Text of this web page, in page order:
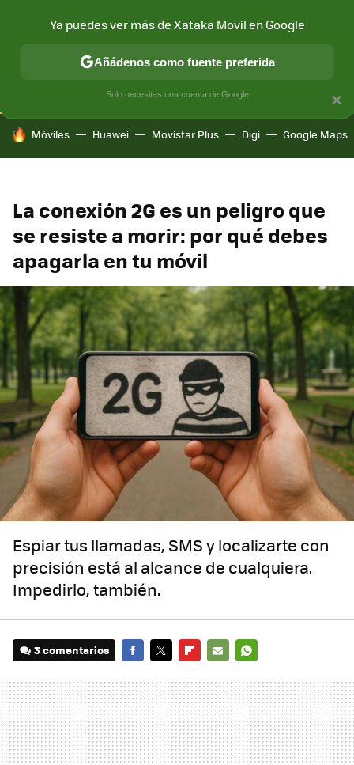
CONECTIVIDAD MÓVIL Y SOCIEDAD APLICACIONES
HOY SE HABLA DE
Móviles Huawei Movistar Plus Digi Google Maps
La conexión 2G es un peligro que
se resiste a morir: por qué debes
apagarla en tu móvil
Espiar tus llamadas, SMS y localizarte con
precisión está al alcance de cualquiera.
Impedirlo, también.
3 comentarios
MAIL
×
Ya puedes ver más de Xataka Movil en Google
Añádenos como fuente preferida
Solo necesitas una cuenta de Google